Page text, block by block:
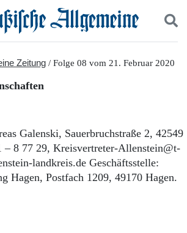
Politik
Wirtschaft
Leben
Geschichte
Ostpreußen
Pommern
Berlin-Brandenburg
finden
Zeitung / Folge 08 vom 21. Februar 2020
Galenski, Sauerbruchstraße 2, 42549
– 8 77 29, Kreisvertreter-Allenstein@t-
landkreis.de Geschäftsstelle:
Hagen, Postfach 1209, 49170 Hagen.